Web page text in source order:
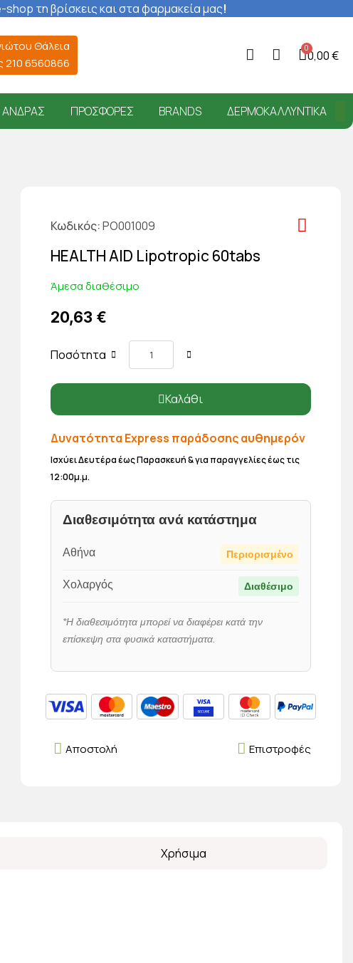
τη βρίσκεις και στα φαρμακεία μας!
Θάλεια
210 6560866
0,00 €
ΆΝΔΡΑΣ ΠΡΟΣΦΟΡΈΣ BRANDS ΔΕΡΜΟΚΑΛΛΥΝΤΙΚΆ
Κωδικός PO001009
HEALTH AID Lipotropic 60tabs
Άμεσα διαθέσιμο
20,63 €
Ποσότητα
Καλάθι
Δυνατότητα Express παράδοσης αυθημερόν
Ισχύει Δευτέρα έως Παρασκευή & για παραγγελίες έως τις
12:00μ.μ.
Διαθεσιμότητα ανά κατάστημα
Αθήνα Περιορισμένο
Χολαργός Διαθέσιμο
*Η διαθεσιμότητα μπορεί να διαφέρει κατά την
επίσκεψη στα φυσικά καταστήματα.
Επιστροφές
Αποστολή
Χρήσιμα